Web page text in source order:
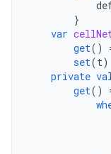
}
var
get()
set(t)
private
get()